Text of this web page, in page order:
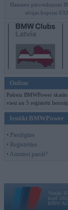
Hamann pārveidojumi
sērijas kupejai E92
Online
Pašreiz BMWPower
viesi un 5 reģistrēti lietotāji.
Ienākt BMWPower
• Pieslēgties
• Reģistrēties
• Aizmirsi paroli?
Vortāls
kopš
BMW AG.